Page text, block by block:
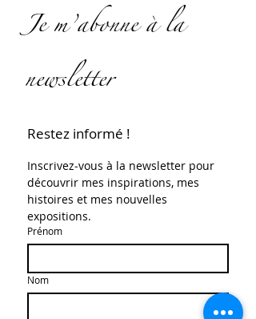
Je m’abonne à la
newsletter
Restez informé !
Inscrivez‑vous à la newsletter pour
découvrir mes inspirations, mes
histoires et mes nouvelles
expositions.
Prénom
Nom